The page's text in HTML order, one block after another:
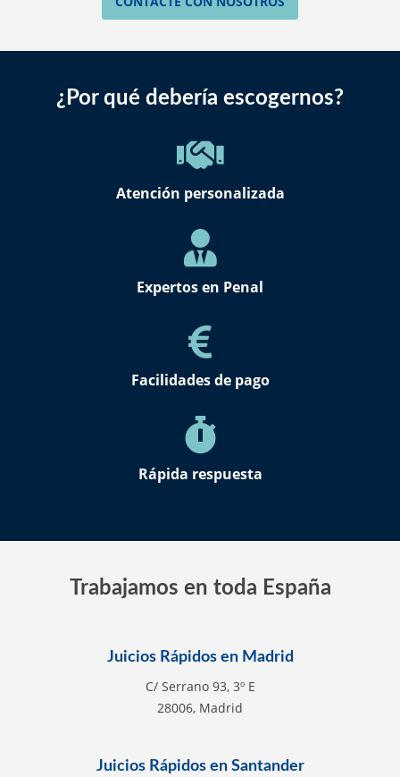
¿Por qué debería escogernos?
Atención personalizada
Expertos en Penal
Facilidades de pago
Rápida respuesta
Trabajamos en toda España
Juicios Rápidos en Madrid
C/ Serrano 93, 3º E
28006, Madrid
Juicios Rápidos en Santander